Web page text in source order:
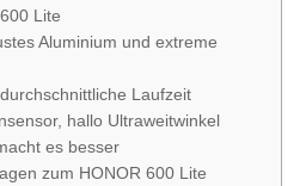
Lite
Aluminium und extreme
Laufzeit
hallo Ultraweitwinkel
es besser
zum HONOR 600 Lite